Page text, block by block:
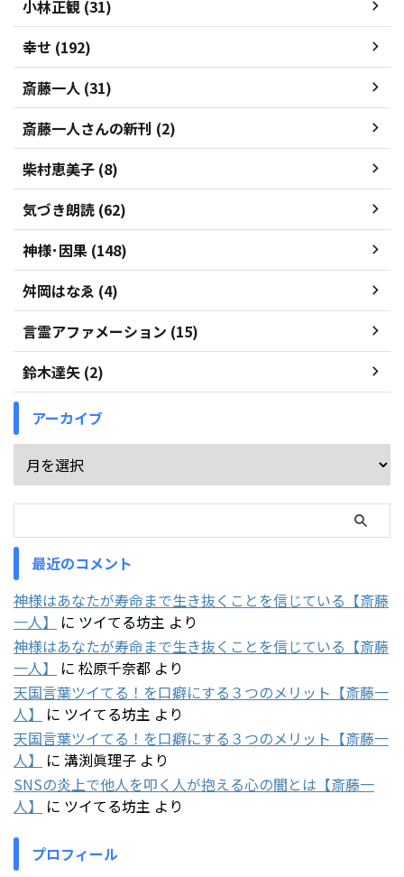
小林正観 (31)
幸せ (192)
斎藤一人 (31)
斎藤一人さんの新刊 (2)
柴村恵美子 (8)
気づき朗読 (62)
神様･因果 (148)
舛岡はなゑ (4)
言霊アファメーション (15)
鈴木達矢 (2)
アーカイブ
最近のコメント
神様はあなたが寿命まで生き抜くことを信じている【斎藤
一人】
に ツイてる坊主 より
神様はあなたが寿命まで生き抜くことを信じている【斎藤
一人】
に 松原千奈都 より
天国言葉ツイてる！を口癖にする３つのメリット【斎藤一
人】
に ツイてる坊主 より
天国言葉ツイてる！を口癖にする３つのメリット【斎藤一
人】
に 溝渕眞理子 より
SNSの炎上で他人を叩く人が抱える心の闇とは【斎藤一
人】
に ツイてる坊主 より
プロフィール